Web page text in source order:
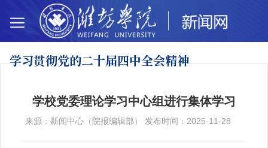
学习贯彻党的二十届四中全会精神
学校党委理论学习中心组进行集体学习
来源：新闻中心（院报编辑部） 发布时间：2025-11-28